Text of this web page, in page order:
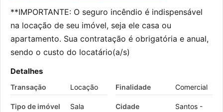
**IMPORTANTE: O seguro incêndio é indispensável
na locação de seu imóvel, seja ele casa ou
apartamento. Sua contratação é obrigatória e anual,
sendo o custo do locatário(a/s)
Detalhes
Transação Locação Finalidade Comercial
Tipo de imóvel Sala Cidade
Santos -